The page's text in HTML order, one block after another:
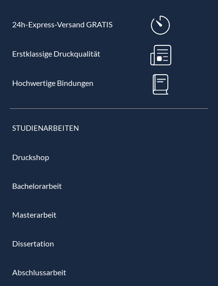
24h-Express-Versand GRATIS
Erstklassige Druckqualität
Hochwertige Bindungen
STUDIENARBEITEN
Druckshop
Bachelorarbeit
Masterarbeit
Dissertation
Abschlussarbeit